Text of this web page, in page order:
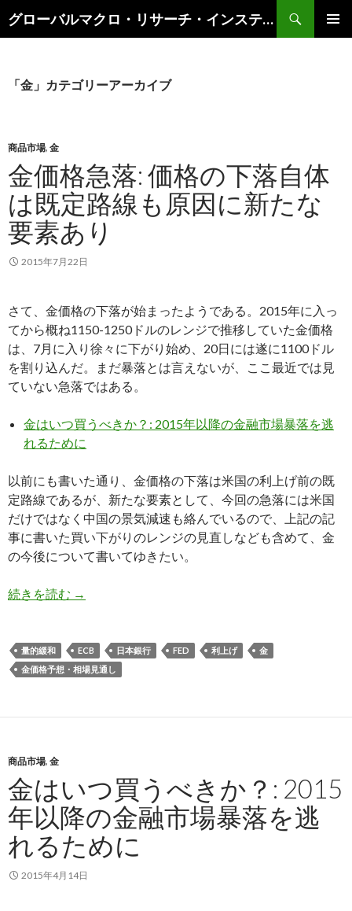
グローバルマクロ・リサーチ・インスティテュート
索
ン
キ
ッ
プ
「金」カテゴリーアーカイブ
商品市場, 金
金価格急落: 価格の下落自体
は既定路線も原因に新たな
要素あり
2015年7月22日
さて、金価格の下落が始まったようである。2015年に入っ
てから概ね1150-1250ドルのレンジで推移していた金価格
は、7月に入り徐々に下がり始め、20日には遂に1100ドル
を割り込んだ。まだ暴落とは言えないが、ここ最近では見
ていない急落ではある。
金はいつ買うべきか？: 2015年以降の金融市場暴落を逃
れるために
以前にも書いた通り、金価格の下落は米国の利上げ前の既
定路線であるが、新たな要素として、今回の急落には米国
だけではなく中国の景気減速も絡んでいるので、上記の記
事に書いた買い下がりのレンジの見直しなども含めて、金
の今後について書いてゆきたい。
続きを読む 金価格急落: 価格の下落自体は既定路線も原因に
→
量的緩和 ECB 日本銀行 FED 利上げ
金
金価格予想・相場見通し
商品市場, 金
金はいつ買うべきか？: 2015
年以降の金融市場暴落を逃
れるために
2015年4月14日